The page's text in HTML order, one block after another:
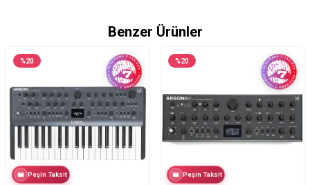
Benzer Ürünler
%20
Peşin Taksit
%20
Peşin Taksit